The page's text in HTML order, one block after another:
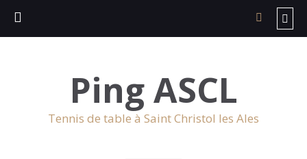
Ping ASCL
Tennis de table à Saint Christol les Ales